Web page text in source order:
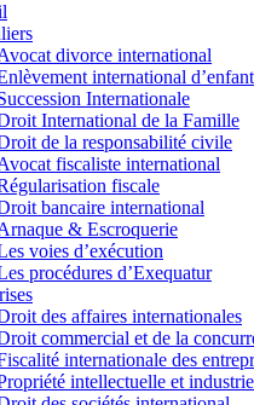
divorce international
international d’enfant
Internationale
International de la Famille
de la responsabilité civile
fiscaliste international
fiscale
bancaire international
& Escroquerie
voies d’exécution
procédures d’Exequatur
des affaires internationales
commercial et de la
internationale des
intellectuelle et